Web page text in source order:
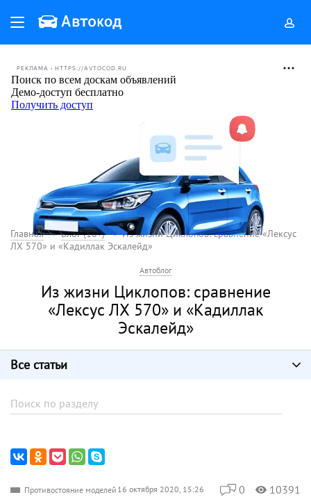
РЕКЛАМА • HTTPS://AVTOCOD.RU
Главная Блог (18+)
Из жизни Циклопов: сравнение «Лексус
ЛХ 570» и «Кадиллак Эскалейд»
Автоблог
Из жизни Циклопов: сравнение
«Лексус ЛХ 570» и «Кадиллак
Эскалейд»
Все статьи
Противостояние моделей 16 октября 2020, 15:26 0 10391